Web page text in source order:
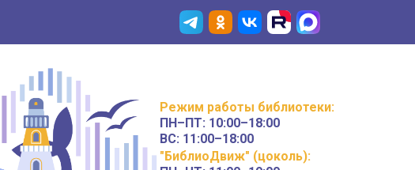
Режим работы библиотеки:
ПН–ПТ: 10:00–18:00
ВС: 11:00–18:00
"БиблиоДвиж" (цоколь):